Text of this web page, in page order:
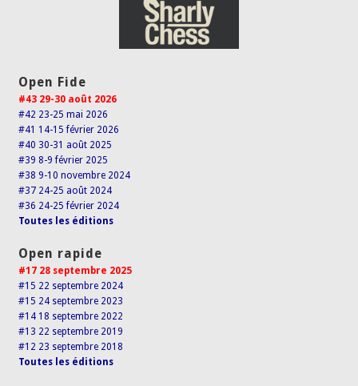
Open Fide
#43 29-30 août 2026
#42 23-25 mai 2026
#41 14-15 février 2026
#40 30-31 août 2025
#39 8-9 février 2025
#38 9-10 novembre 2024
#37 24-25 août 2024
#36 24-25 février 2024
Toutes les éditions
Open rapide
#17 28 septembre 2025
#15 22 septembre 2024
#15 24 septembre 2023
#14 18 septembre 2022
#13 22 septembre 2019
#12 23 septembre 2018
Toutes les éditions